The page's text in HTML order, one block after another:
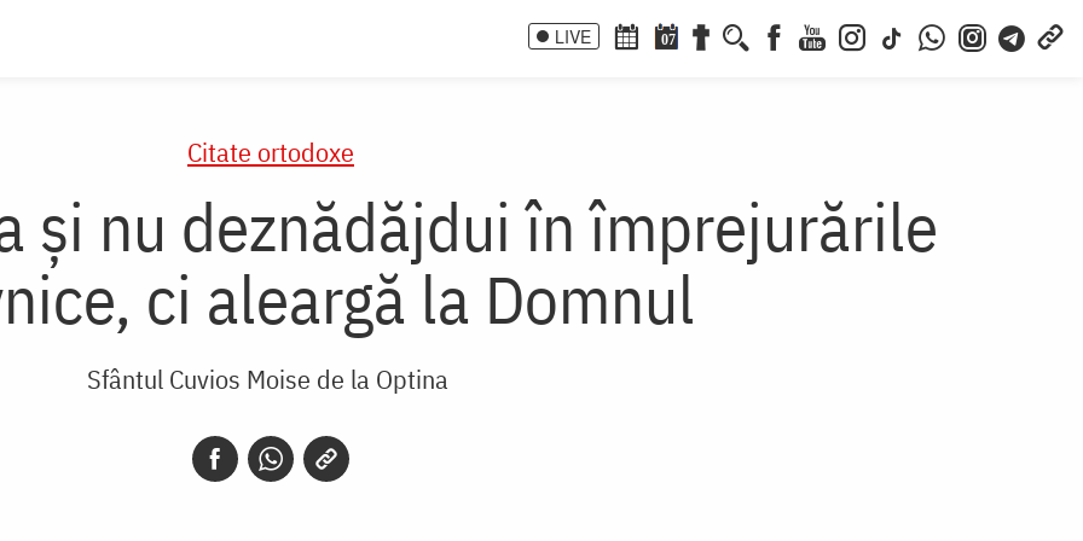
LIVE 07
Citate ortodoxe
și nu deznădăjdui în împrejurările
ci aleargă la Domnul
Sfântul Cuvios Moise de la Optina